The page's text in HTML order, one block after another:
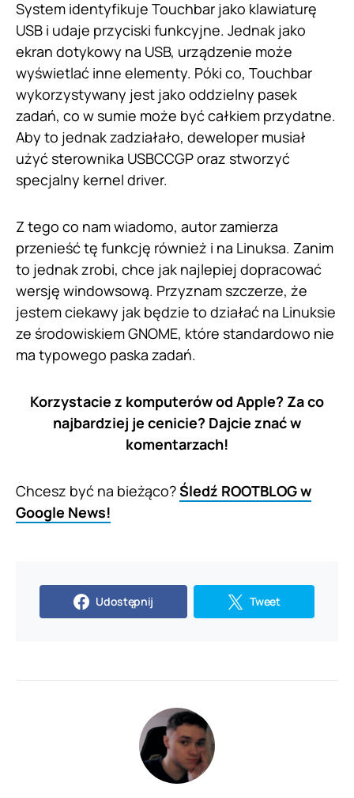
System identyfikuje Touchbar jako klawiaturę
USB i udaje przyciski funkcyjne. Jednak jako
ekran dotykowy na USB, urządzenie może
wyświetlać inne elementy. Póki co, Touchbar
wykorzystywany jest jako oddzielny pasek
zadań, co w sumie może być całkiem przydatne.
Aby to jednak zadziałało, deweloper musiał
użyć sterownika USBCCGP oraz stworzyć
specjalny kernel driver.
Z tego co nam wiadomo, autor zamierza
przenieść tę funkcję również i na Linuksa. Zanim
to jednak zrobi, chce jak najlepiej dopracować
wersję windowsową. Przyznam szczerze, że
jestem ciekawy jak będzie to działać na Linuksie
ze środowiskiem GNOME, które standardowo nie
ma typowego paska zadań.
Korzystacie z komputerów od Apple? Za co
najbardziej je cenicie? Dajcie znać w
komentarzach!
Chcesz być na bieżąco?Śledź ROOTBLOG w
Google News!
Udostępnij Tweet